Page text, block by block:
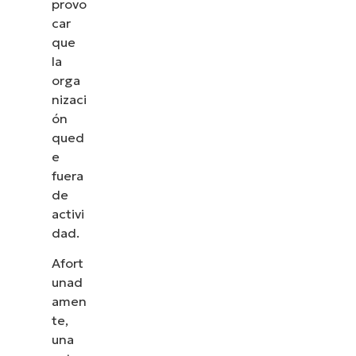
provo
car
que
la
orga
nizaci
ón
qued
e
fuera
de
activi
dad.
Afort
unad
amen
te,
una